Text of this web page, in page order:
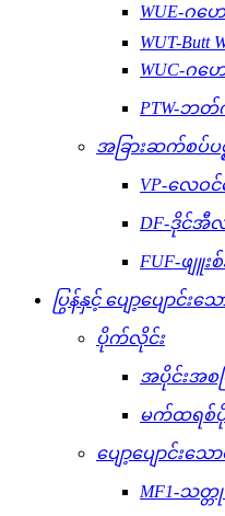
WUE-ဂ
WUT-Butt
WUC-ဂ
PTW-ဘ
အခြားဆက်စပ်ပစ္
VP-လေဝ
DF-ဒိုင်အီ
FUF-ဖျူး
ပြွန်နှင့် ပျော့ပျောင်းသ
ပိုက်လိုင်း
အပိုင်းအစပ
မက်ထရစ်
ပျော့ပျောင်းသေ
MF1-သတ္တု